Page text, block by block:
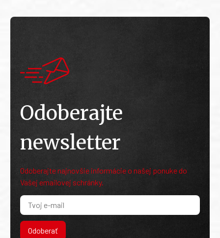
Odoberajte
newsletter
Odoberajte najnovšie informácie o našej ponuke do
Vašej emailovej schránky.
Odoberať